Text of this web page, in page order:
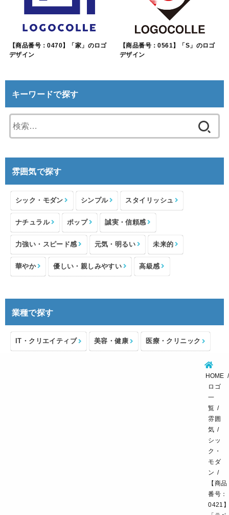
【商品番号：0470】「家」のロゴ
デザイン
【商品番号：0561】「S」のロゴ
デザイン
キーワードで探す
索:
雰囲気で探す
シック・モダン シンプル スタイリッシュ
ナチュラル ポップ 誠実・信頼感
力強い・スピード感 元気・明るい 未来的
華やか 優しい・親しみやすい 高級感
業種で探す
IT・クリエイティブ 美容・健康 医療・クリニック
HOME
ロゴ
一
覧
雰囲
気
シッ
ク・
モダ
ン
【商品
番号：
0421】